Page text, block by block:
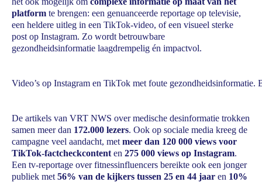
platform te brengen: een genuanceerde reportage op televisie,
een heldere uitleg in een TikTok-video, of een visueel sterke
post op Instagram. Zo wordt betrouwbare
gezondheidsinformatie laagdrempelig én impactvol.
Video’s op Instagram en TikTok met foute
De artikels van VRT NWS over medische desinformatie trokken
samen meer dan 172.000 lezers. Ook op sociale media kreeg de
campagne veel aandacht, met meer dan 120 000 views voor
TikTok-factcheckcontent en 275 000 views op Instagram.
Een tv-reportage over fitnessinfluencers bereikte ook een jonger
publiek met 56% van de kijkers tussen 25 en 44 jaar en 10%